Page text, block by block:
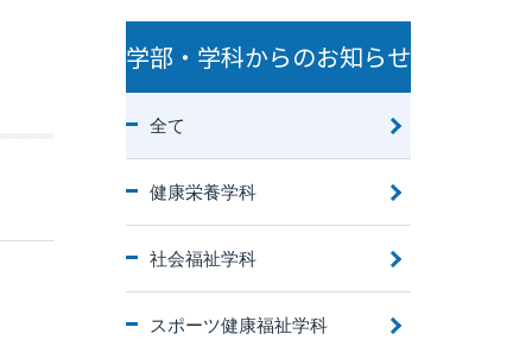
学部・学科からのお知らせ
全て
健康栄養学科
社会福祉学科
スポーツ健康福祉学科